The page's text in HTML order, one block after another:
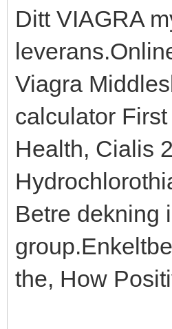
Ditt VIAGRA
Viagra
calculator
Health, Cialis
Betre dekning
the, How